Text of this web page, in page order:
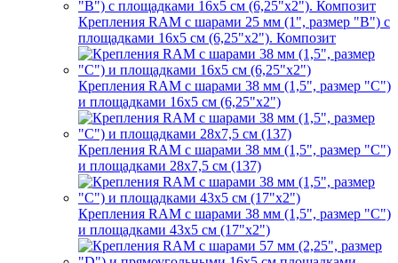
Крепления RAM с шарами 25 мм (1", размер "B") с
площадками 16х5 см (6,25"х2"). Композит
Крепления RAM с шарами 38 мм (1,5", размер "C")
и площадками 16х5 см (6,25"х2")
Крепления RAM с шарами 38 мм (1,5", размер "C")
и площадками 28х7,5 см (137)
Крепления RAM с шарами 38 мм (1,5", размер "C")
и площадками 43х5 см (17"х2")